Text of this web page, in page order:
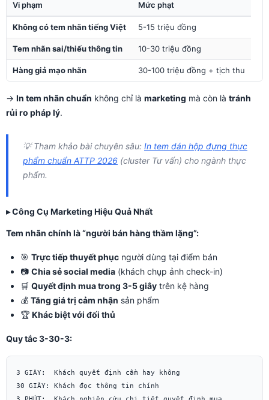
Vi phạm Mức phạt
Không có tem nhãn tiếng Việt 5-15 triệu đồng
Tem nhãn sai/thiếu thông tin 10-30 triệu đồng
Hàng giả mạo nhãn 30-100 triệu đồng + tịch thu
→ In tem nhãn chuẩn không chỉ là marketing mà còn là tránh
rủi ro pháp lý.
💡 Tham khảo bài chuyên sâu: In tem dán hộp đựng thực
phẩm chuẩn ATTP 2026 (cluster Tư vấn) cho ngành thực
phẩm.
▸ Công Cụ Marketing Hiệu Quả Nhất
Tem nhãn chính là “người bán hàng thầm lặng”:
🎯 Trực tiếp thuyết phục người dùng tại điểm bán
📷 Chia sẻ social media (khách chụp ảnh check-in)
🛒 Quyết định mua trong 3-5 giây trên kệ hàng
💰 Tăng giá trị cảm nhận sản phẩm
🏆 Khác biệt với đối thủ
Quy tắc 3-30-3:
3 GIÂY:  Khách quyết định cầm hay không
30 GIÂY: Khách đọc thông tin chính